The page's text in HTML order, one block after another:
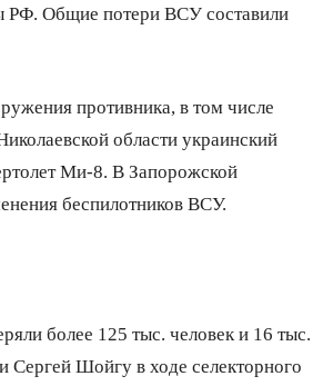
Общие потери ВСУ составили
противника, в том числе
области украинский
Ми-8. В Запорожской
беспилотников ВСУ.
более 125 тыс. человек и 16 тыс.
Сергей Шойгу в ходе селекторного